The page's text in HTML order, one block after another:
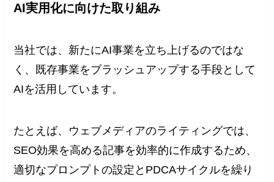
AI実用化に向けた取り組み
当社では、新たにAI事業を立ち上げるのではな
く、既存事業をブラッシュアップする手段として
AIを活用しています。
たとえば、ウェブメディアのライティングでは、
SEO効果を高める記事を効率的に作成するため、
適切なプロンプトの設定とPDCAサイクルを繰り